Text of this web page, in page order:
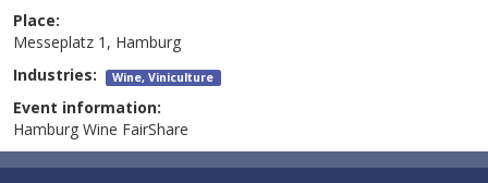
Place:
Messeplatz 1, Hamburg
Industries: Wine, Viniculture
Event information:
Hamburg Wine FairShare